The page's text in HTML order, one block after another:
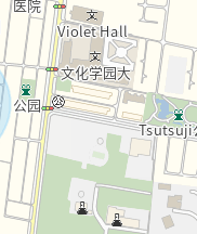
房地产的出售的需
请。
前"想重新购买可是不
谈无勉强的资金计